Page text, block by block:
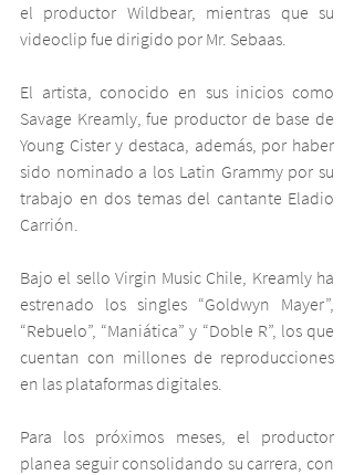
el productor Wildbear, mientras que su
videoclip fue dirigido por Mr. Sebaas.
El artista, conocido en sus inicios como
Savage Kreamly, fue productor de base de
Young Cister y destaca, además, por haber
sido nominado a los Latin Grammy por su
trabajo en dos temas del cantante Eladio
Carrión.
Bajo el sello Virgin Music Chile, Kreamly ha
estrenado los singles “Goldwyn Mayer”,
“Rebuelo”, “Maniática” y “Doble R”, los que
cuentan con millones de reproducciones
en las plataformas digitales.
Para los próximos meses, el productor
planea seguir consolidando su carrera, con